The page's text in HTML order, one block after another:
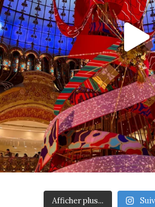
Afficher plus...